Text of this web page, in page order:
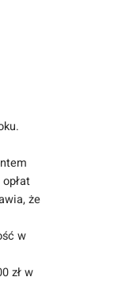
że
w
zł w